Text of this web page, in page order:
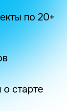
по 20+
старте